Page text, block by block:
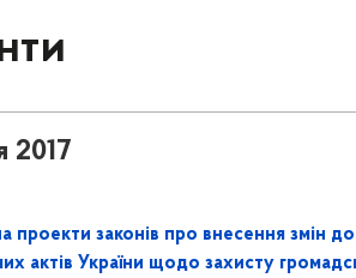
2017
проекти законів про внесення змін
актів України щодо захисту